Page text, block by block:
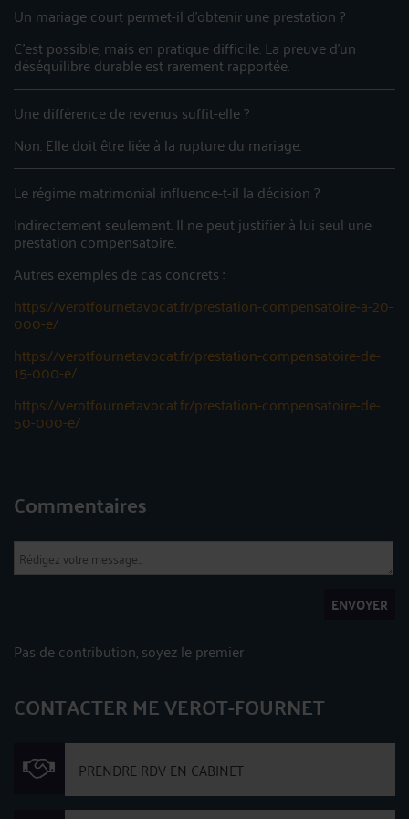
Un mariage court permet-il d’obtenir une prestation ?
C’est possible, mais en pratique difficile. La preuve d’un
déséquilibre durable est rarement rapportée.
Une différence de revenus suffit-elle ?
Non. Elle doit être liée à la rupture du mariage.
Le régime matrimonial influence-t-il la décision ?
Indirectement seulement. Il ne peut justifier à lui seul une
prestation compensatoire.
Autres exemples de cas concrets :
https://verotfournetavocat.fr/prestation-compensatoire-a-20-
000-e/
https://verotfournetavocat.fr/prestation-compensatoire-de-
15-000-e/
https://verotfournetavocat.fr/prestation-compensatoire-de-
50-000-e/
Commentaires
ENVOYER
Pas de contribution, soyez le premier
CONTACTER ME VEROT-FOURNET
PRENDRE RDV EN CABINET